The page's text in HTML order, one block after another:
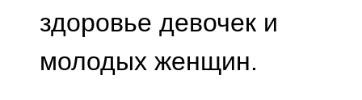
здоровье девочек и
молодых женщин.